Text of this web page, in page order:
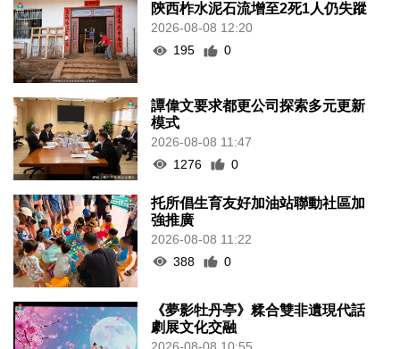
陝西柞水泥石流增至2死1人仍失蹤
2026-08-08 12:20
195
0
譚偉文要求都更公司探索多元更新
模式
2026-08-08 11:47
1276
0
托所倡生育友好加油站聯動社區加
強推廣
2026-08-08 11:22
388
0
《夢影牡丹亭》糅合雙非遺現代話
劇展文化交融